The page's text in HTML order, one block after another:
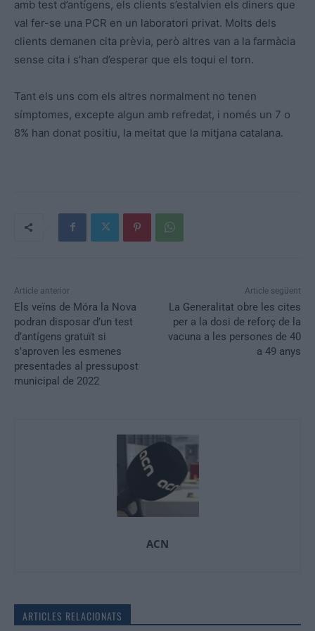
amb test d’antígens, els clients s’estalvien els diners que
val fer-se una PCR en un laboratori privat. Molts dels
clients demanen cita prèvia, però altres van a la farmàcia
sense cita i s’han d’esperar que els toqui el torn.
Tant els uns com els altres normalment no tenen
símptomes, excepte algun amb refredat, i només un 7 o
8% han donat positiu, la meitat que la mitjana catalana.
Article anterior
Els veïns de Móra la Nova
podran disposar d’un test
d’antígens gratuït si
s’aproven les esmenes
presentades al pressupost
municipal de 2022
Article següent
La Generalitat obre les cites
per a la dosi de reforç de la
vacuna a les persones de 40
a 49 anys
ACN
ARTICLES RELACIONATS